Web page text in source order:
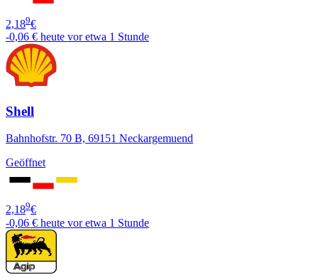
2,189€
-0,06 € heute vor etwa 1 Stunde
Shell
Bahnhofstr. 70 B, 69151 Neckargemuend
Geöffnet
2,189€
-0,06 € heute vor etwa 1 Stunde